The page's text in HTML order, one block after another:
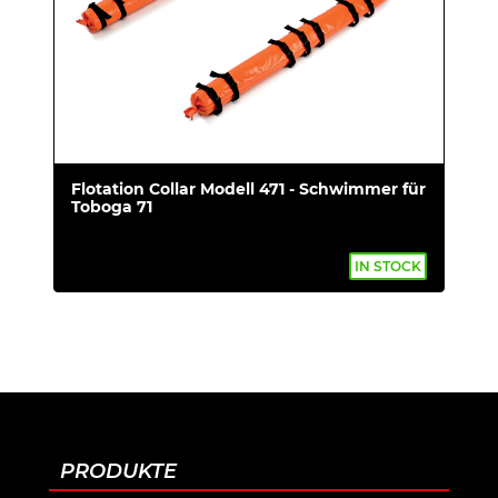
Flotation Collar Modell 471 - Schwimmer für
Toboga 71
IN STOCK
PRODUKTE